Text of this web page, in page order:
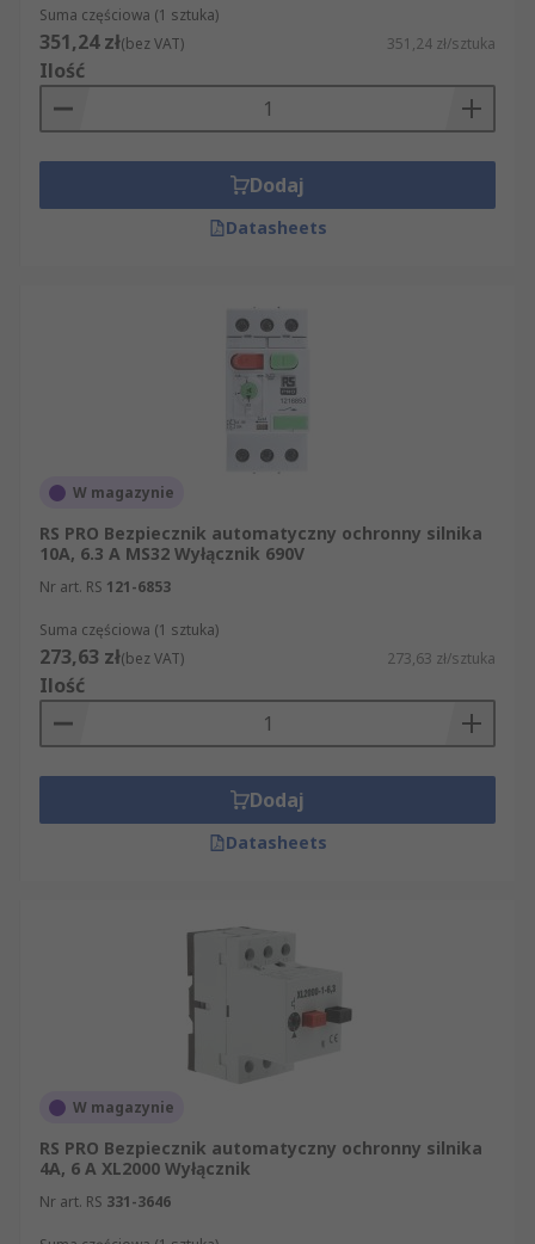
Suma częściowa (1 sztuka)
351,24 zł(bez VAT) 351,24 zł/sztuka
Ilość
Dodaj
Datasheets
W magazynie
RS PRO Bezpiecznik automatyczny ochronny silnika
10A, 6.3 A MS32 Wyłącznik 690V
Nr art. RS 121-6853
Suma częściowa (1 sztuka)
273,63 zł(bez VAT) 273,63 zł/sztuka
Ilość
Dodaj
Datasheets
W magazynie
RS PRO Bezpiecznik automatyczny ochronny silnika
4A, 6 A XL2000 Wyłącznik
Nr art. RS 331-3646